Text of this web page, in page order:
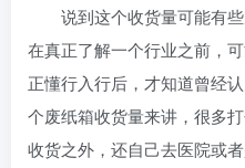
说到这个收货量可能有
在真正了解一个行业之前，
正懂行入行后，才知道曾经
个废纸箱收货量来讲，很多
收货之外，还自己去医院或